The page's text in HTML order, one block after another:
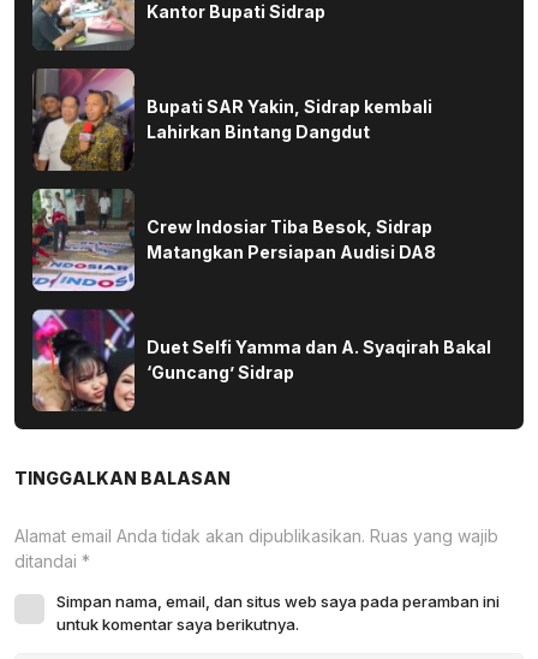
Kantor Bupati Sidrap
Bupati SAR Yakin, Sidrap kembali
Lahirkan Bintang Dangdut
Crew Indosiar Tiba Besok, Sidrap
Matangkan Persiapan Audisi DA8
Duet Selfi Yamma dan A. Syaqirah Bakal
‘Guncang’ Sidrap
TINGGALKAN BALASAN
Alamat email Anda tidak akan dipublikasikan. Ruas yang wajib
ditandai *
Simpan nama, email, dan situs web saya pada peramban ini
untuk komentar saya berikutnya.